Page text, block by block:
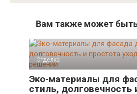
Вам также может быть
Отделка
Эко-материалы для
стиль, долговечность